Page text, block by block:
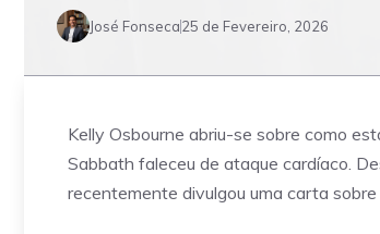
José Fonseca25 de Fevereiro, 2026
Kelly Osbourne abriu-se sobre como
Sabbath faleceu de ataque cardíaco.
recentemente divulgou uma carta